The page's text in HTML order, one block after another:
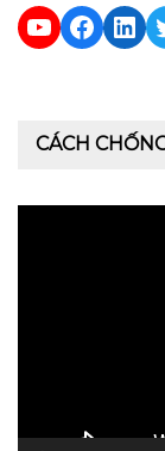
viết
YouTube
CÁCH